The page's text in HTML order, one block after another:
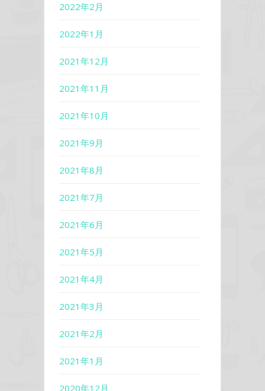
2022年2月
2022年1月
2021年12月
2021年11月
2021年10月
2021年9月
2021年8月
2021年7月
2021年6月
2021年5月
2021年4月
2021年3月
2021年2月
2021年1月
2020年12月